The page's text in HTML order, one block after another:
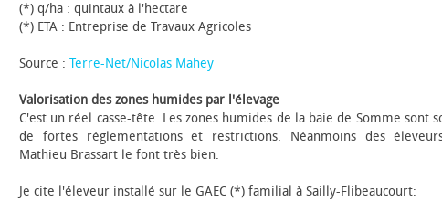
(*) q/ha : quintaux à l'hectare
(*) ETA : Entreprise de Travaux Agricoles
Source : Terre-Net/Nicolas Mahey
Valorisation des zones humides par l'élevage
C'est un réel casse-tête. Les zones humides de la baie de Somme sont
de fortes réglementations et restrictions. Néanmoins des
Mathieu Brassart le font très bien.
Je cite l'éleveur installé sur le GAEC (*) familial à Sailly-Flibeaucourt: